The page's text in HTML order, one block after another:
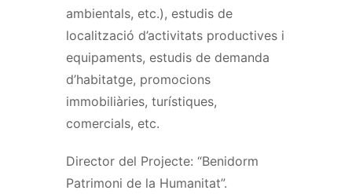
ambientals, etc.), estudis de
localització d’activitats productives i
equipaments, estudis de demanda
d’habitatge, promocions
immobiliàries, turístiques,
comercials, etc.
Director del Projecte: “Benidorm
Patrimoni de la Humanitat”.